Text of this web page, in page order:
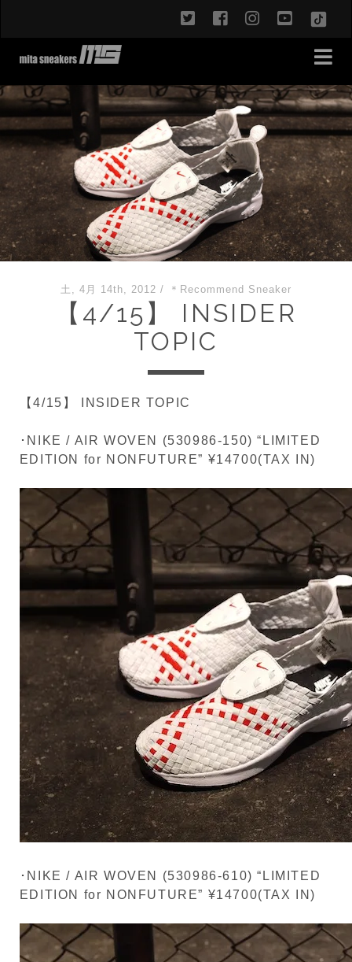
twitterfacebookinstagram
土, 4月 14th, 2012 / ＊Recommend Sneaker
【4/15】 INSIDER
TOPIC
【4/15】 INSIDER TOPIC
･NIKE / AIR WOVEN (530986-150) “LIMITED
EDITION for NONFUTURE” ¥14700(TAX IN)
･NIKE / AIR WOVEN (530986-610) “LIMITED
EDITION for NONFUTURE” ¥14700(TAX IN)